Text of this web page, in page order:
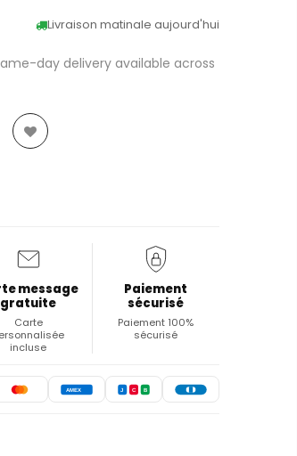
Livraison matinale aujourd'hui
day delivery available across
message
gratuite
Carte
incluse
Paiement
sécurisé
Paiement 100%
sécurisé
AMEX J C B